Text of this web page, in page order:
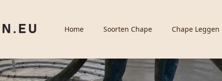
Home Soorten Chape Chape Leggen